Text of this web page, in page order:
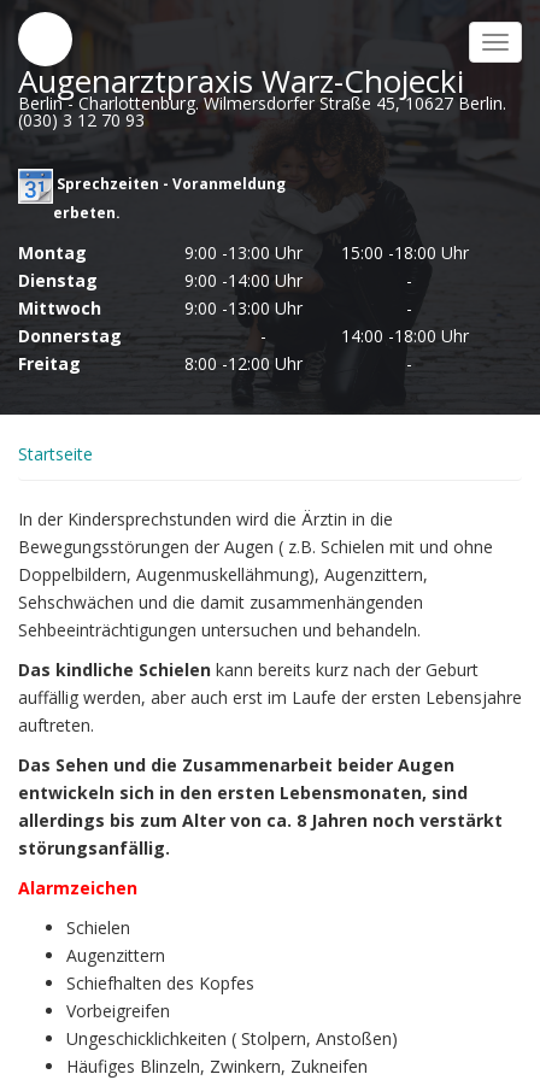
Direkt
zum
Inhalt
Augenarztpraxis Warz-Chojecki
Berlin - Charlottenburg. Wilmersdorfer Straße 45, 10627 Berlin.
(030) 3 12 70 93
Sprechzeiten - Voranmeldung
erbeten.
Montag 9:00 -13:00 Uhr
15:00 -18:00 Uhr
Dienstag
9:00 -14:00 Uhr
-
Mittwoch
9:00 -13:00 Uhr
-
Donnerstag
-
14:00 -18:00 Uhr
Freitag
8:00 -12:00 Uhr -
Startseite
In der Kindersprechstunden wird die Ärztin in die
Bewegungsstörungen der Augen ( z.B. Schielen mit und ohne
Doppelbildern, Augenmuskellähmung), Augenzittern,
Sehschwächen und die damit zusammenhängenden
Sehbeeinträchtigungen untersuchen und behandeln.
Das kindliche Schielen kann bereits kurz nach der Geburt
auffällig werden, aber auch erst im Laufe der ersten Lebensjahre
auftreten.
Das Sehen und die Zusammenarbeit beider Augen
entwickeln sich in den ersten Lebensmonaten, sind
allerdings bis zum Alter von ca. 8 Jahren noch verstärkt
störungsanfällig.
Alarmzeichen
Schielen
Augenzittern
Schiefhalten des Kopfes
Vorbeigreifen
Ungeschicklichkeiten ( Stolpern, Anstoßen)
Häufiges Blinzeln, Zwinkern, Zukneifen